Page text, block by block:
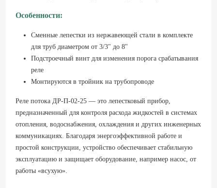
Особенности:
Сменные лепестки из нержавеющей стали в комплекте
для труб диаметром от 3/3" до 8"
Подстроечный винт для изменения порога срабатывания
реле
Монтируются в тройник на трубопроводе
Реле потока ДР-П-02-25 — это лепестковый прибор,
предназначенный для контроля расхода жидкостей в системах
отопления, водоснабжения, охлаждения и других инженерных
коммуникациях. Благодаря энергоэффективной работе и
простой конструкции, устройство обеспечивает стабильную
эксплуатацию и защищает оборудование, например насос, от
работы «всухую».